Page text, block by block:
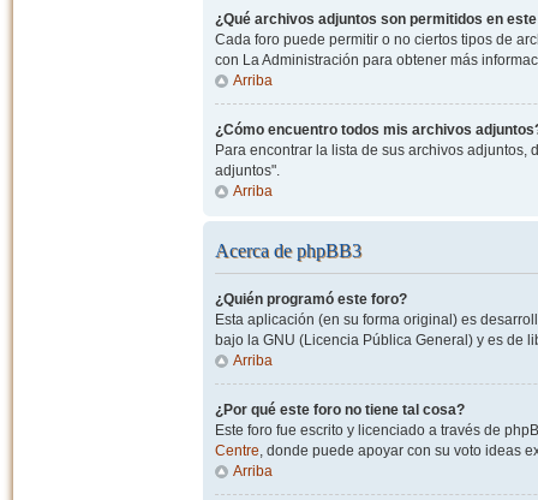
¿Qué archivos adjuntos son permitidos en
Cada foro puede permitir o no ciertos tipos de
con La Administración para obtener más
Arriba
¿Cómo encuentro todos mis archivos
Para encontrar la lista de sus archivos
adjuntos".
Arriba
Acerca de phpBB3
¿Quién programó este foro?
Esta aplicación (en su forma original) es
bajo la GNU (Licencia Pública General) y es de
Arriba
¿Por qué este foro no tiene tal cosa?
Este foro fue escrito y licenciado a través de
Centre, donde puede apoyar con su voto ideas
Arriba